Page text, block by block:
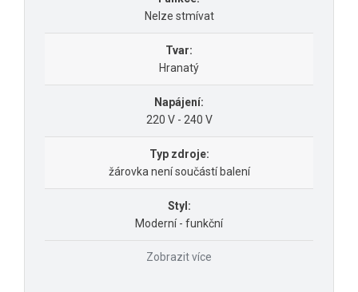
Nelze stmívat
Tvar:
Hranatý
Napájení:
220 V - 240 V
Typ zdroje:
žárovka není součástí balení
Styl:
Moderní - funkční
Zobrazit více